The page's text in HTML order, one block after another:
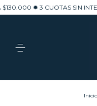
✹ 3 CUOTAS SIN
Inicio